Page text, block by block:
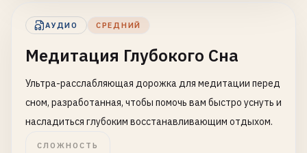
АУДИО СРЕДНИЙ
Медитация Глубокого Сна
Ультра-расслабляющая дорожка для медитации перед
сном, разработанная, чтобы помочь вам быстро уснуть и
насладиться глубоким восстанавливающим отдыхом.
СЛОЖНОСТЬ